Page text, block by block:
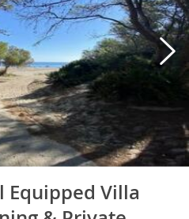
Equipped Villa